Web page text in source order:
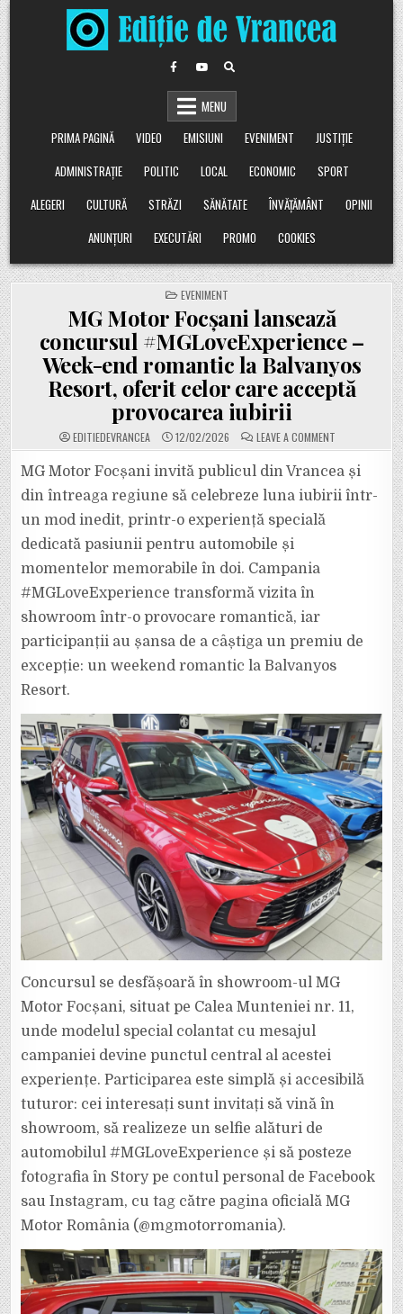
Skip
to
content
MENU
PRIMA PAGINĂ
VIDEO EMISIUNI EVENIMENT
JUSTIȚIE
ADMINISTRAȚIE
POLITIC LOCAL ECONOMIC
SPORT
ALEGERI
CULTURĂ STRĂZI SĂNĂTATE ÎNVĂȚĂMÂNT
OPINII
ANUNȚURI
EXECUTĂRI PROMO COOKIES
POSTED
IN
EVENIMENT
MG Motor Focșani lansează
concursul #MGLoveExperience –
Week-end romantic la Balvanyos
Resort, oferit celor care acceptă
provocarea iubirii
EDITIEDEVRANCEA 12/02/2026 LEAVE A COMMENTON
MG
FOCȘANI
LANSEAZĂ
CONCURSUL
IUBIRII
MG Motor Focșani invită publicul din Vrancea și
din întreaga regiune să celebreze luna iubirii într-
un mod inedit, printr-o experiență specială
dedicată pasiunii pentru automobile și
momentelor memorabile în doi. Campania
#MGLoveExperience transformă vizita în
showroom într-o provocare romantică, iar
participanții au șansa de a câștiga un premiu de
excepție: un weekend romantic la Balvanyos
Resort.
Concursul se desfășoară în showroom-ul MG
Motor Focșani, situat pe Calea Munteniei nr. 11,
unde modelul special colantat cu mesajul
campaniei devine punctul central al acestei
experiențe. Participarea este simplă și accesibilă
tuturor: cei interesați sunt invitați să vină în
showroom, să realizeze un selfie alături de
automobilul #MGLoveExperience și să posteze
fotografia în Story pe contul personal de Facebook
sau Instagram, cu tag către pagina oficială MG
Motor România (@mgmotorromania).